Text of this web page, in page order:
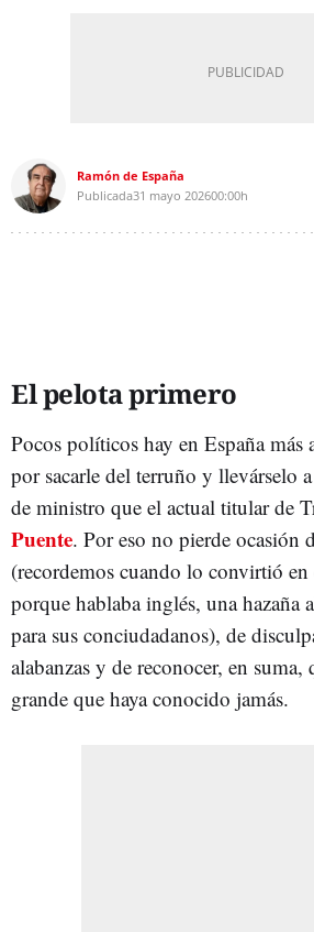
Ramón de España
Publicada31 mayo 202600:00h
El pelota primero
Pocos políticos hay en España más
por sacarle del terruño y llevárselo
de ministro que el actual titular de
Puente. Por eso no pierde ocasión
(recordemos cuando lo convirtió
porque hablaba inglés, una hazaña
para sus conciudadanos), de
alabanzas y de reconocer, en suma,
grande que haya conocido jamás.